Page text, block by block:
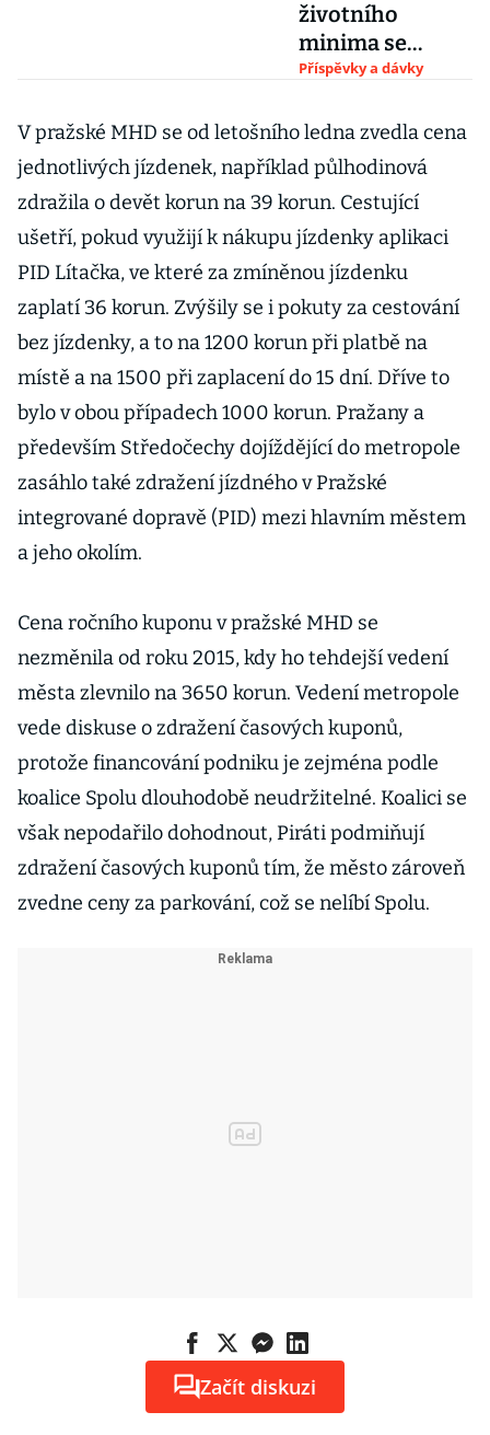
životního
minima se
odkládá z
nařízení
schválila vláda
Příspěvky a dávky
V pražské MHD se od letošního ledna zvedla cena
jednotlivých jízdenek, například půlhodinová
zdražila o devět korun na 39 korun. Cestující
ušetří, pokud využijí k nákupu jízdenky aplikaci
PID Lítačka, ve které za zmíněnou jízdenku
zaplatí 36 korun. Zvýšily se i pokuty za cestování
bez jízdenky, a to na 1200 korun při platbě na
místě a na 1500 při zaplacení do 15 dní. Dříve to
bylo v obou případech 1000 korun. Pražany a
především Středočechy dojíždějící do metropole
zasáhlo také zdražení jízdného v Pražské
integrované dopravě (PID) mezi hlavním městem
a jeho okolím.
Cena ročního kuponu v pražské MHD se
nezměnila od roku 2015, kdy ho tehdejší vedení
města zlevnilo na 3650 korun. Vedení metropole
vede diskuse o zdražení časových kuponů,
protože financování podniku je zejména podle
koalice Spolu dlouhodobě neudržitelné. Koalici se
však nepodařilo dohodnout, Piráti podmiňují
zdražení časových kuponů tím, že město zároveň
zvedne ceny za parkování, což se nelíbí Spolu.
Začít diskuzi